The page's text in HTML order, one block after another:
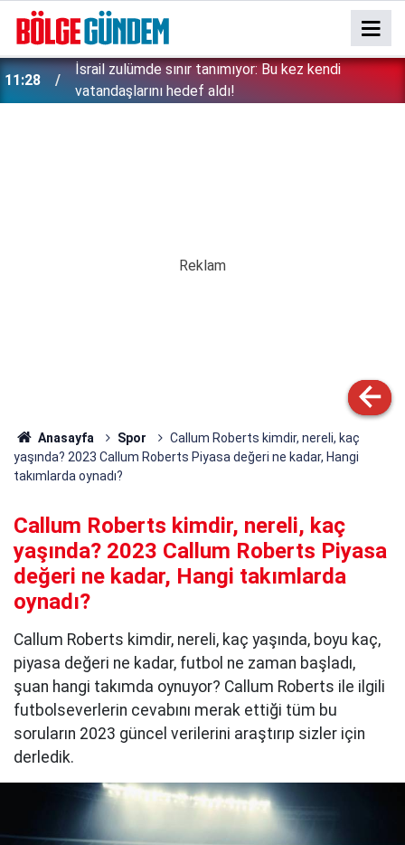
11:28
İsrail zulümde sınır tanımıyor: Bu kez kendi
vatandaşlarını hedef aldı!
Anasayfa Spor
Callum Roberts kimdir, nereli, kaç
yaşında? 2023 Callum Roberts Piyasa değeri ne kadar, Hangi
takımlarda oynadı?
Callum Roberts kimdir, nereli, kaç
yaşında? 2023 Callum Roberts Piyasa
değeri ne kadar, Hangi takımlarda
oynadı?
Callum Roberts kimdir, nereli, kaç yaşında, boyu kaç,
piyasa değeri ne kadar, futbol ne zaman başladı,
şuan hangi takımda oynuyor? Callum Roberts ile ilgili
futbolseverlerin cevabını merak ettiği tüm bu
soruların 2023 güncel verilerini araştırıp sizler için
derledik.